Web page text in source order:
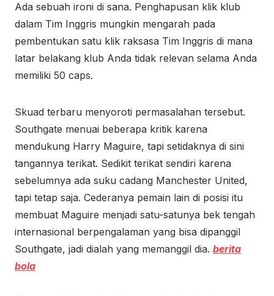
Ada sebuah ironi di sana. Penghapusan klik klub
dalam Tim Inggris mungkin mengarah pada
pembentukan satu klik raksasa Tim Inggris di mana
latar belakang klub Anda tidak relevan selama Anda
memiliki 50 caps.
Skuad terbaru menyoroti permasalahan tersebut.
Southgate menuai beberapa kritik karena
mendukung Harry Maguire, tapi setidaknya di sini
tangannya terikat. Sedikit terikat sendiri karena
sebelumnya ada suku cadang Manchester United,
tapi tetap saja. Cederanya pemain lain di posisi itu
membuat Maguire menjadi satu-satunya bek tengah
internasional berpengalaman yang bisa dipanggil
Southgate, jadi dialah yang memanggil dia. berita
bola